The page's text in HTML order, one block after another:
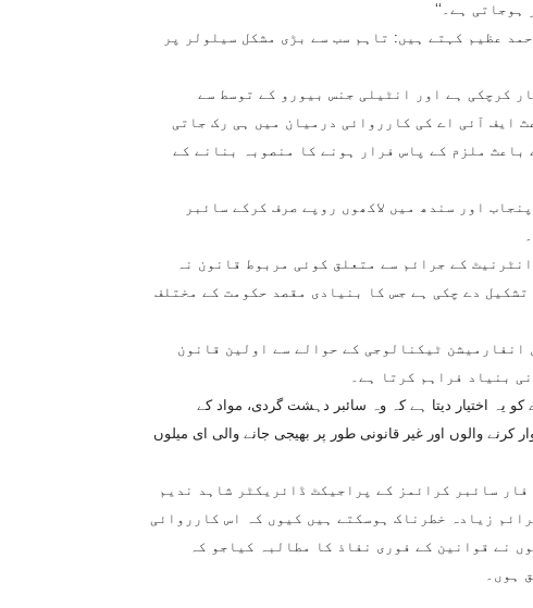
ہے۔‘‘
عظیم کہتے ہیں: تاہم سب سے بڑی مشکل سیلولر پر
کرچکی ہے اور انٹیلی جنس بیورو کے توسط سے
ایف آئی اے کی کارروائی درمیان میں ہی رک جاتی
باعث ملزم کے پاس فرار ہونے کا منصوبہ بنانے کے
اور سندھ میں لاکھوں روپے صرف کرکے سائبر
کے جرائم سے متعلق کوئی مربوط قانون نہ
دے چکی ہے جس کا بنیادی مقصد حکومت کے مختلف
ای ٹی او (2012ء ) پاکستان میں انفارمیشن ٹیکنالوجی کے حوالے سے اولین قانون
بنیاد فراہم کرتا ہے۔
یہ اختیار دیتا ہے کہ وہ سائبر دہشت گردی، مواد کے
کرنے والوں اور غیر قانونی طور پر بھیجی جانے والی ای میلوں
سائبر کرائمز کے پراجیکٹ ڈائریکٹر شاہد ندیم
زیادہ خطرناک ہوسکتے ہیں کیوں کہ اس کارروائی
نے قوانین کے فوری نفاذ کا مطالبہ کیاجو کہ
ہوں۔